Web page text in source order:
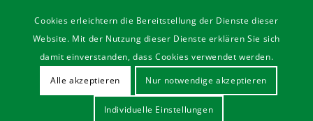
Cookies erleichtern die Bereitstellung der Dienste dieser
Website. Mit der Nutzung dieser Dienste erklären Sie sich
damit einverstanden, dass Cookies verwendet werden.
Alle akzeptieren Nur notwendige akzeptieren
Individuelle Einstellungen